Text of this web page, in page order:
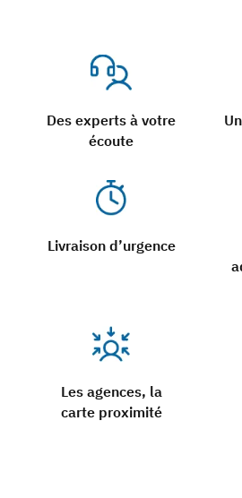
Des experts à votre
écoute
Livraison d’urgence
Les agences, la
carte proximité